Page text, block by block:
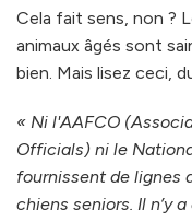
Cela fait sens, non ?
animaux âgés sont
bien. Mais lisez ceci,
« Ni l'AAFCO
Officials) ni le
fournissent de lignes
chiens seniors. Il n’y